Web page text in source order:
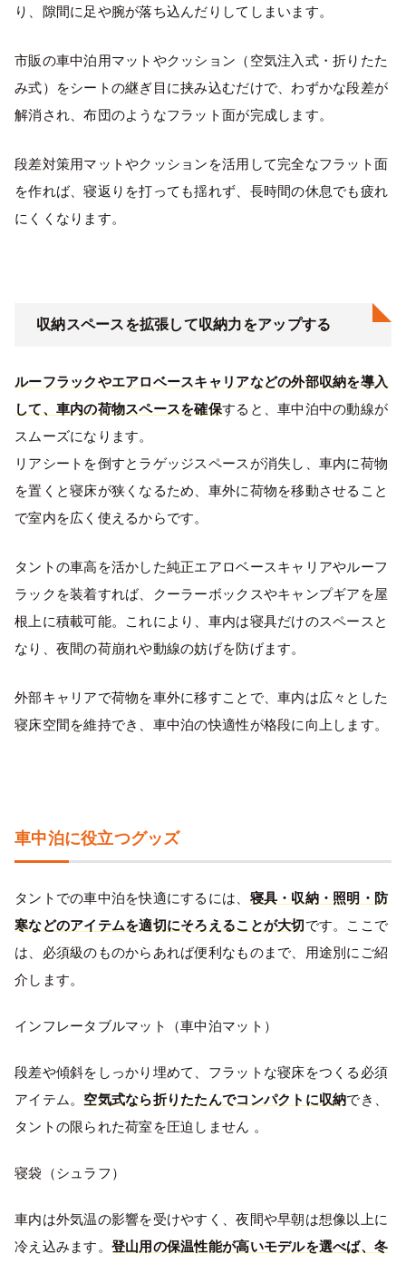
り、隙間に足や腕が落ち込んだりしてしまいます。
市販の車中泊用マットやクッション（空気注入式・折りたた
み式）をシートの継ぎ目に挟み込むだけで、わずかな段差が
解消され、布団のようなフラット面が完成します。
段差対策用マットやクッションを活用して完全なフラット面
を作れば、寝返りを打っても揺れず、長時間の休息でも疲れ
にくくなります。
収納スペースを拡張して収納力をアップする
ルーフラックやエアロベースキャリアなどの外部収納を導入
して、車内の荷物スペースを確保すると、車中泊中の動線が
スムーズになります。
リアシートを倒すとラゲッジスペースが消失し、車内に荷物
を置くと寝床が狭くなるため、車外に荷物を移動させること
で室内を広く使えるからです。
タントの車高を活かした純正エアロベースキャリアやルーフ
ラックを装着すれば、クーラーボックスやキャンプギアを屋
根上に積載可能。これにより、車内は寝具だけのスペースと
なり、夜間の荷崩れや動線の妨げを防げます。
外部キャリアで荷物を車外に移すことで、車内は広々とした
寝床空間を維持でき、車中泊の快適性が格段に向上します。
車中泊に役立つグッズ
タントでの車中泊を快適にするには、 寝具・収納・照明・防
寒などのアイテムを適切にそろえることが大切です。ここで
は、必須級のものからあれば便利なものまで、用途別にご紹
介します。
インフレータブルマット（車中泊マット）
段差や傾斜をしっかり埋めて、フラットな寝床をつくる必須
アイテム。 空気式なら折りたたんでコンパクトに収納でき、
タントの限られた荷室を圧迫しません 。
寝袋（シュラフ）
車内は外気温の影響を受けやすく、夜間や早朝は想像以上に
冷え込みます。 登山用の保温性能が高いモデルを選べば、冬